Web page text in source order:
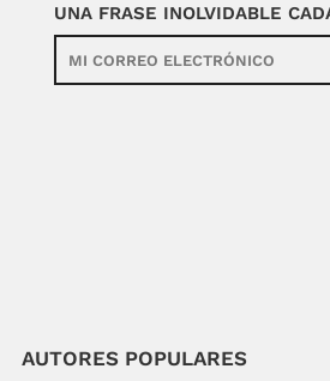
UNA FRASE INOLVIDABLE
AUTORES POPULARES